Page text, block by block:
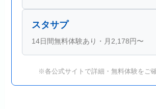
スタサプ
14日間無料体験あり・月2,178円〜
※各公式サイトで詳細・無料体験をご